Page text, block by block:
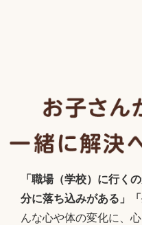
「職場（学校）に行く
分に落ち込みがある」
んな心や体の変化に、